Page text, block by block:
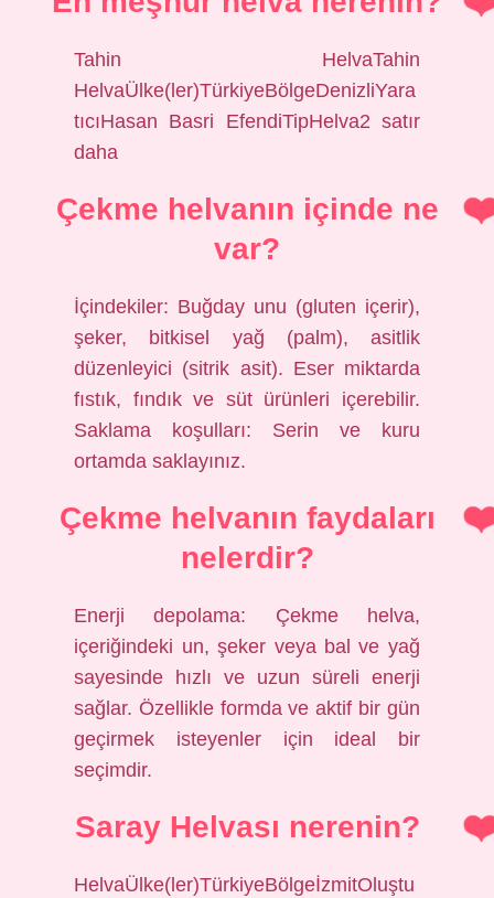
Tahin HelvaTahin
HelvaÜlke(ler)TürkiyeBölgeDenizliYara
tıcıHasan Basri EfendiTipHelva2 satır
daha
Çekme helvanın içinde ne
var?
İçindekiler: Buğday unu (gluten içerir),
şeker, bitkisel yağ (palm), asitlik
düzenleyici (sitrik asit). Eser miktarda
fıstık, fındık ve süt ürünleri içerebilir.
Saklama koşulları: Serin ve kuru
ortamda saklayınız.
Çekme helvanın faydaları
nelerdir?
Enerji depolama: Çekme helva,
içeriğindeki un, şeker veya bal ve yağ
sayesinde hızlı ve uzun süreli enerji
sağlar. Özellikle formda ve aktif bir gün
geçirmek isteyenler için ideal bir
seçimdir.
Saray Helvası nerenin?
HelvaÜlke(ler)TürkiyeBölgeİzmitOluştu